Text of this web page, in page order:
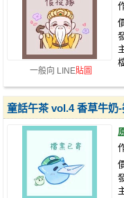
一般向 LINE貼圖
童話午茶 vol.4 香草牛奶-